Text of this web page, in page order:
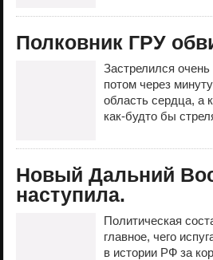
Полковник ГРУ
Застрелился
потом через
область сердца, а
как-будто бы
Новый Дальний
наступила.
Политическая
главное, чего
в истории РФ за